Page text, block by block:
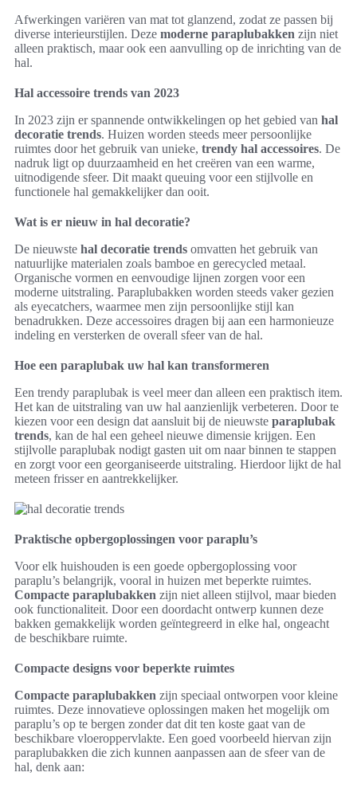
Afwerkingen variëren van mat tot glanzend, zodat ze passen bij
diverse interieurstijlen. Deze moderne paraplubakken zijn niet
alleen praktisch, maar ook een aanvulling op de inrichting van de
hal.
Hal accessoire trends van 2023
In 2023 zijn er spannende ontwikkelingen op het gebied van hal
decoratie trends. Huizen worden steeds meer persoonlijke
ruimtes door het gebruik van unieke, trendy hal accessoires. De
nadruk ligt op duurzaamheid en het creëren van een warme,
uitnodigende sfeer. Dit maakt queuing voor een stijlvolle en
functionele hal gemakkelijker dan ooit.
Wat is er nieuw in hal decoratie?
De nieuwste hal decoratie trends omvatten het gebruik van
natuurlijke materialen zoals bamboe en gerecycled metaal.
Organische vormen en eenvoudige lijnen zorgen voor een
moderne uitstraling. Paraplubakken worden steeds vaker gezien
als eyecatchers, waarmee men zijn persoonlijke stijl kan
benadrukken. Deze accessoires dragen bij aan een harmonieuze
indeling en versterken de overall sfeer van de hal.
Hoe een paraplubak uw hal kan transformeren
Een trendy paraplubak is veel meer dan alleen een praktisch item.
Het kan de uitstraling van uw hal aanzienlijk verbeteren. Door te
kiezen voor een design dat aansluit bij de nieuwste paraplubak
trends, kan de hal een geheel nieuwe dimensie krijgen. Een
stijlvolle paraplubak nodigt gasten uit om naar binnen te stappen
en zorgt voor een georganiseerde uitstraling. Hierdoor lijkt de hal
meteen frisser en aantrekkelijker.
Praktische opbergoplossingen voor paraplu’s
Voor elk huishouden is een goede opbergoplossing voor
paraplu’s belangrijk, vooral in huizen met beperkte ruimtes.
Compacte paraplubakken zijn niet alleen stijlvol, maar bieden
ook functionaliteit. Door een doordacht ontwerp kunnen deze
bakken gemakkelijk worden geïntegreerd in elke hal, ongeacht
de beschikbare ruimte.
Compacte designs voor beperkte ruimtes
Compacte paraplubakken zijn speciaal ontworpen voor kleine
ruimtes. Deze innovatieve oplossingen maken het mogelijk om
paraplu’s op te bergen zonder dat dit ten koste gaat van de
beschikbare vloeroppervlakte. Een goed voorbeeld hiervan zijn
paraplubakken die zich kunnen aanpassen aan de sfeer van de
hal, denk aan: